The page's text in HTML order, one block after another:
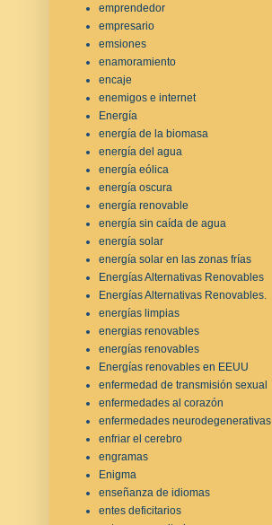
emprendedor
empresario
emsiones
enamoramiento
encaje
enemigos e internet
Energía
energía de la biomasa
energía del agua
energía eólica
energía oscura
energía renovable
energía sin caída de agua
energía solar
energía solar en las zonas frías
Energías Alternativas Renovables
Energías Alternativas Renovables.
energías limpias
energias renovables
energías renovables
Energías renovables en EEUU
enfermedad de transmisión sexual
enfermedades al corazón
enfermedades neurodegenerativas
enfriar el cerebro
engramas
Enigma
enseñanza de idiomas
entes deficitarios